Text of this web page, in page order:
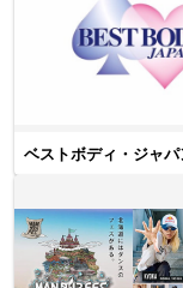
ベストボディ・ジャ